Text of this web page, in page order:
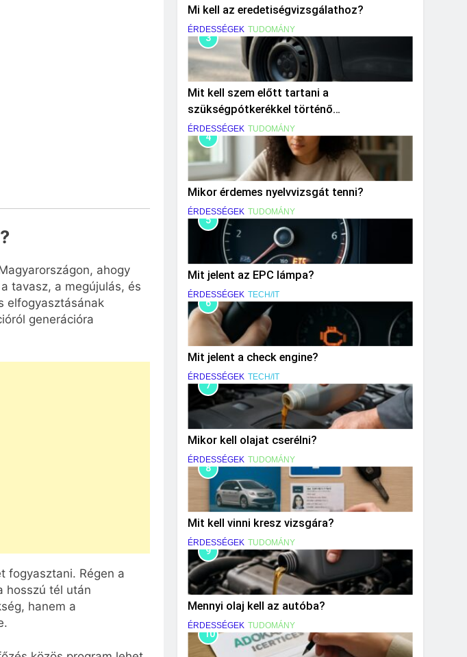
ahogy
tavasz, a megújulás, és
elfogyasztásának
generációra
fogyasztani. Régen a
hosszú tél után
hanem a
Mi kell az eredetiségvizsgálathoz?
ÉRDESSÉGEK TUDOMÁNY
3
Mit kell szem előtt tartani a
szükségpótkerékkel történő
közlekedéskor?
ÉRDESSÉGEK TUDOMÁNY
4
Mikor érdemes nyelvvizsgát tenni?
ÉRDESSÉGEK TUDOMÁNY
5
Mit jelent az EPC lámpa?
ÉRDESSÉGEK TECH/IT
6
Mit jelent a check engine?
ÉRDESSÉGEK TECH/IT
7
Mikor kell olajat cserélni?
ÉRDESSÉGEK TUDOMÁNY
8
Mit kell vinni kresz vizsgára?
ÉRDESSÉGEK TUDOMÁNY
9
Mennyi olaj kell az autóba?
ÉRDESSÉGEK TUDOMÁNY
10